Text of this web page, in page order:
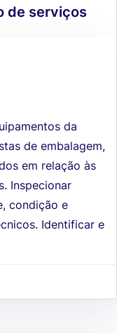
de serviços
da
de embalagem,
em relação às
Inspecionar
condição e
Identificar e